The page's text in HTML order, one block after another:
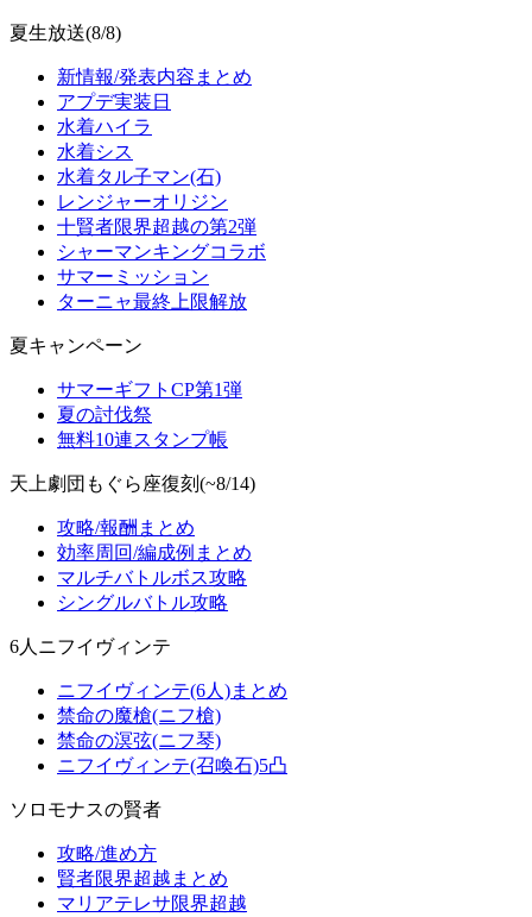
夏生放送(8/8)
新情報/発表内容まとめ
アプデ実装日
水着ハイラ
水着シス
水着タル子マン(石)
レンジャーオリジン
十賢者限界超越の第2弾
シャーマンキングコラボ
サマーミッション
ターニャ最終上限解放
夏キャンペーン
サマーギフトCP第1弾
夏の討伐祭
無料10連スタンプ帳
天上劇団もぐら座復刻(~8/14)
攻略/報酬まとめ
効率周回/編成例まとめ
マルチバトルボス攻略
シングルバトル攻略
6人ニフイヴィンテ
ニフイヴィンテ(6人)まとめ
禁命の魔槍(ニフ槍)
禁命の溟弦(ニフ琴)
ニフイヴィンテ(召喚石)5凸
ソロモナスの賢者
攻略/進め方
賢者限界超越まとめ
マリアテレサ限界超越